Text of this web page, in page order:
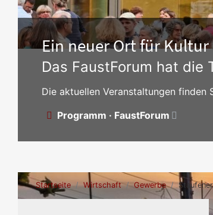
Ein neuer Ort für
Das FaustForum hat die
Die aktuellen Veranstaltungen finden
Programm · FaustForum
Startseite Wirtschaft Gewerbe